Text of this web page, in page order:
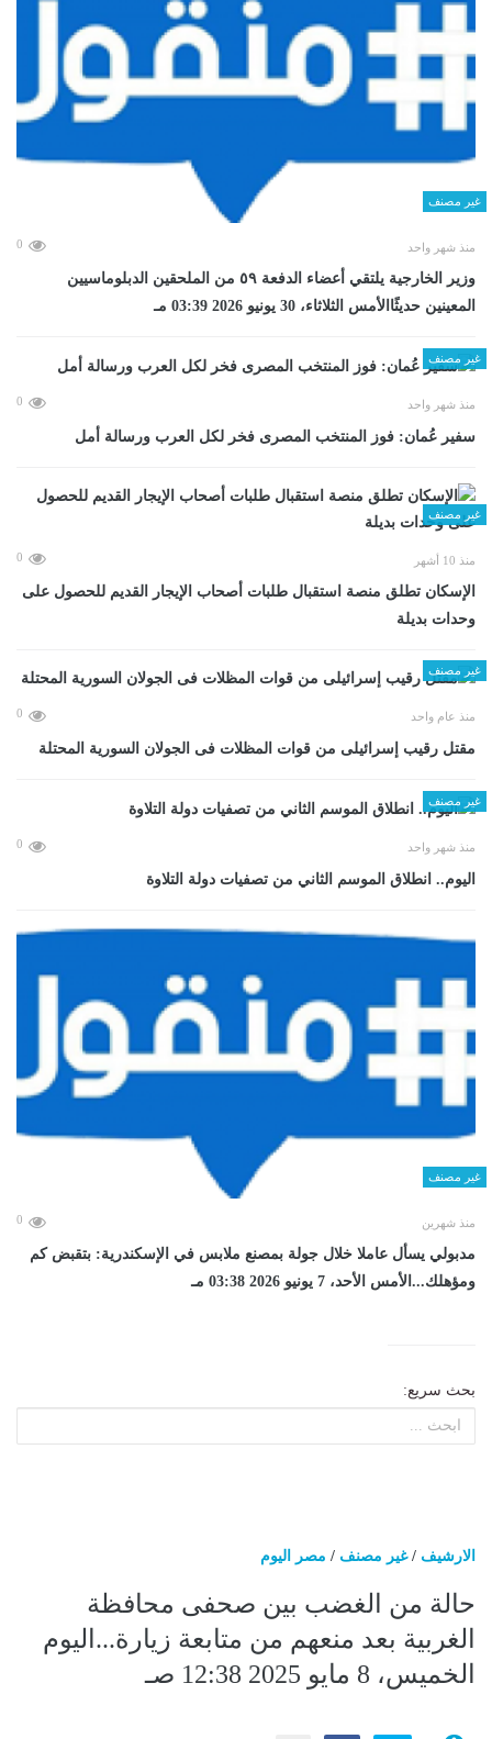
غير مصنف
منذ شهر واحد 0
وزير الخارجية يلتقي أعضاء الدفعة ٥٩ من الملحقين الدبلوماسيين
المعينين حديثًاالأمس الثلاثاء، 30 يونيو 2026 03:39 مـ
غير مصنف
منذ شهر واحد 0
سفير عُمان: فوز المنتخب المصرى فخر لكل العرب ورسالة أمل
غير مصنف
منذ 10 أشهر 0
الإسكان تطلق منصة استقبال طلبات أصحاب الإيجار القديم للحصول على
وحدات بديلة
غير مصنف
منذ عام واحد 0
مقتل رقيب إسرائيلى من قوات المظلات فى الجولان السورية المحتلة
غير مصنف
منذ شهر واحد 0
اليوم.. انطلاق الموسم الثاني من تصفيات دولة التلاوة
غير مصنف
منذ شهرين 0
مدبولي يسأل عاملا خلال جولة بمصنع ملابس في الإسكندرية: بتقبض كم
ومؤهلك...الأمس الأحد، 7 يونيو 2026 03:38 مـ
بحث سريع:
الارشيف /غير مصنف / مصر اليوم
حالة من الغضب بين صحفى محافظة
الغربية بعد منعهم من متابعة زيارة...اليوم
الخميس، 8 مايو 2025 12:38 صـ